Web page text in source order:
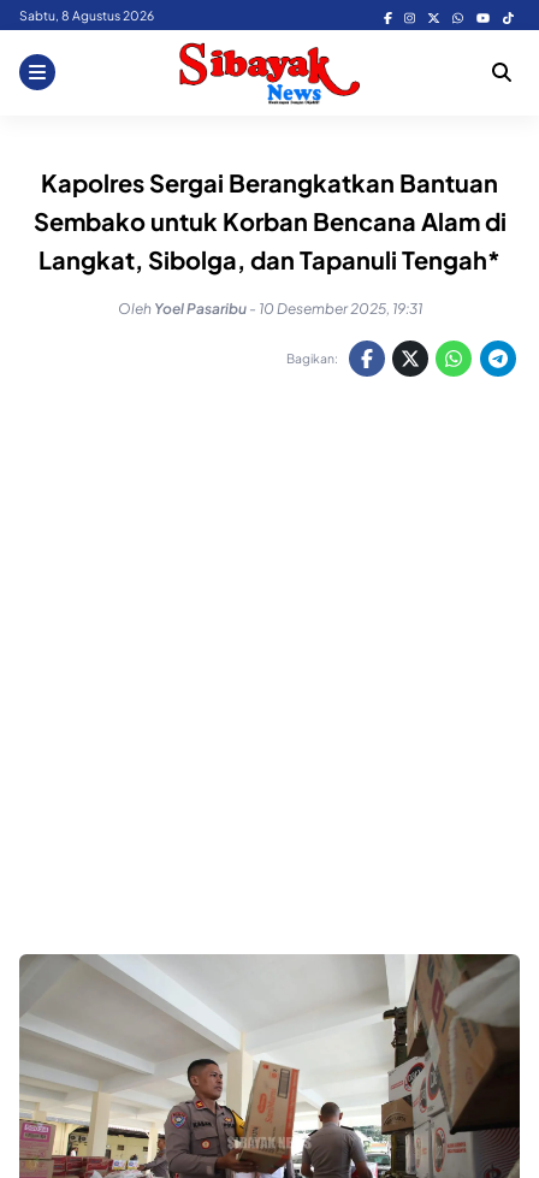
Skip
content
Sabtu, 8 Agustus 2026
Kapolres Sergai Berangkatkan Bantuan
Sembako untuk Korban Bencana Alam di
Langkat, Sibolga, dan Tapanuli Tengah*
Oleh Yoel Pasaribu - 10 Desember 2025, 19:31
Bagikan: